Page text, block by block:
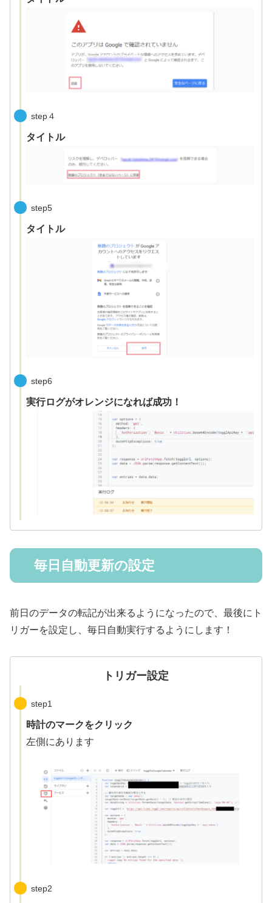
step４
タイトル
step5
タイトル
step6
実行ログがオレンジになれば成功！
毎日自動更新の設定
前日のデータの転記が出来るようになったので、最後にト
リガーを設定し、毎日自動実行するようにします！
トリガー設定
step1
時計のマークをクリック
左側にあります
step2